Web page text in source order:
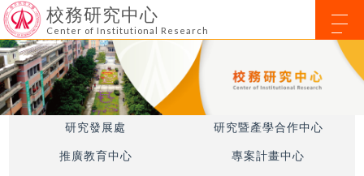
校務研究中心
Center of Institutional Research
研究發展處 研究暨產學合作中心
推廣教育中心 專案計畫中心